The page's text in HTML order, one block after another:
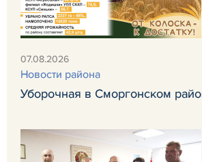
07.08.2026
Новости района
Уборочная в Сморгонском